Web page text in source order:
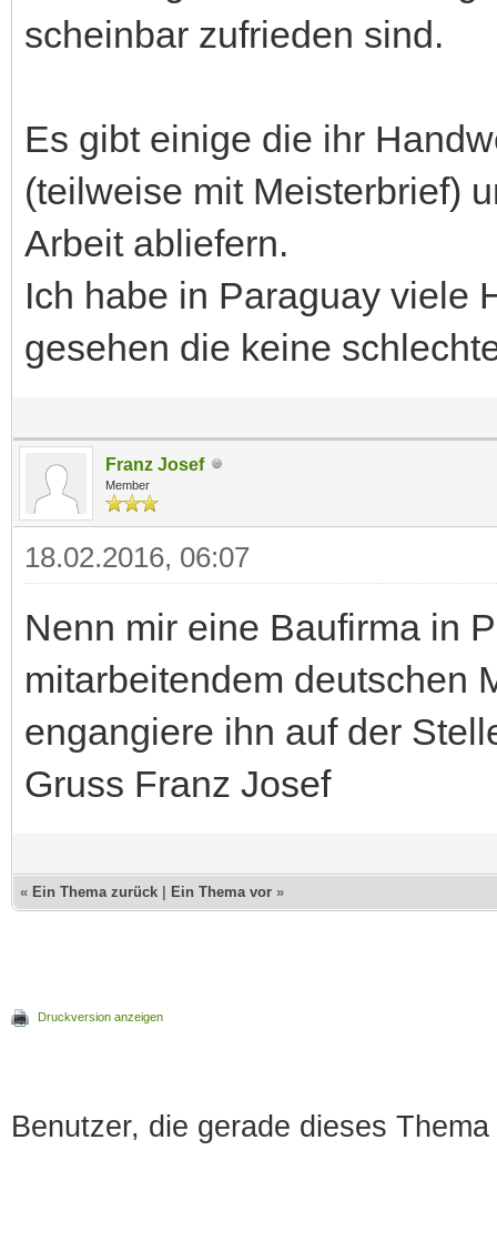
scheinbar zufrieden sind.
Es gibt einige die ihr
(teilweise mit Meisterbrief)
Arbeit abliefern.
Ich habe in Paraguay viele
gesehen die keine
Franz Josef
Member
18.02.2016, 06:07
Nenn mir eine Baufirma in
mitarbeitendem deutschen
engangiere ihn auf der
Gruss Franz Josef
« Ein Thema zurück Ein Thema vor »
Druckversion anzeigen
Benutzer, die gerade dieses